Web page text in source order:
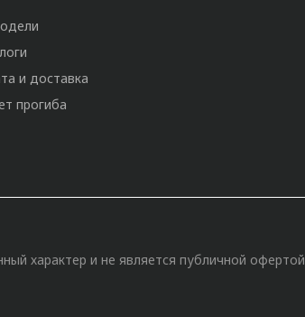
и доставка
прогиба
характер и не является публичной офертой